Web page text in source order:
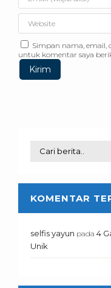
Simpan nama, email,
untuk komentar saya
KOMENTAR
selfis yayun pada 4
Unik